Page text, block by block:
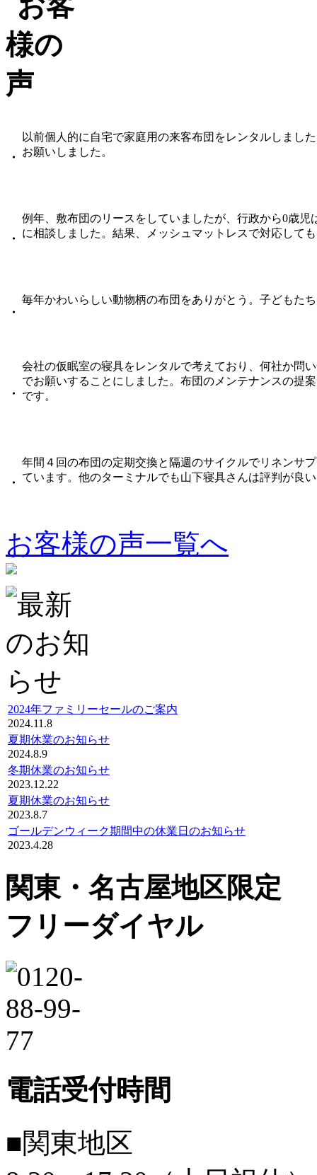
・
以前個人的に自宅で家庭用の来客布団をレンタルしまし
お願いしました。
・
例年、敷布団のリースをしていましたが、行政から0歳
に相談しました。結果、メッシュマットレスで対応して
・
毎年かわいらしい動物柄の布団をありがとう。子どもた
・
会社の仮眠室の寝具をレンタルで考えており、何社か問
でお願いすることにしました。布団のメンテナンスの提
です。
・
年間４回の布団の定期交換と隔週のサイクルでリネンサ
ています。他のターミナルでも山下寝具さんは評判が良
お客様の声一覧へ
2024年ファミリーセールのご案内
2024.11.8
夏期休業のお知らせ
2024.8.9
冬期休業のお知らせ
2023.12.22
夏期休業のお知らせ
2023.8.7
ゴールデンウィーク期間中の休業日のお知らせ
2023.4.28
関東・名古屋地区限定
フリーダイヤル